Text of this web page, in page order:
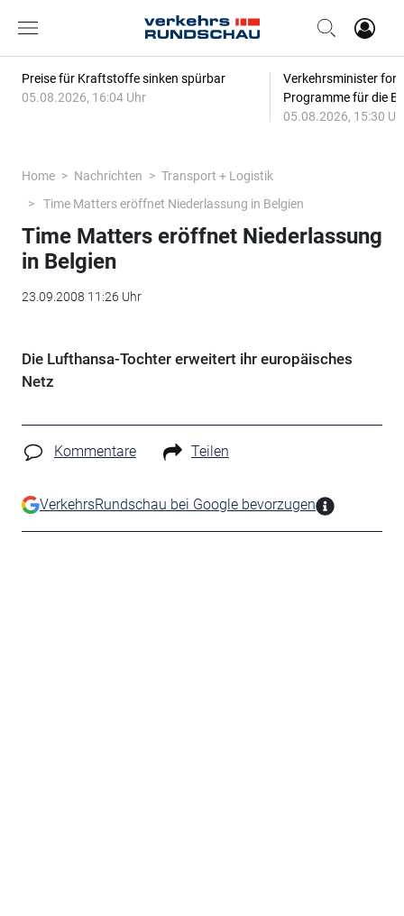
Preise für Kraftstoffe sinken spürbar
05.08.2026, 16:04 Uhr
Verkehrsminister
Programme für die
05.08.2026, 15:30
Home Nachrichten
Transport + Logistik
Time Matters eröffnet Niederlassung in Belgien
Time Matters eröffnet Niederlassung
in Belgien
23.09.2008 11:26 Uhr
Die Lufthansa-Tochter erweitert ihr europäisches
Netz
Kommentare Teilen
VerkehrsRundschau bei Google bevorzugen